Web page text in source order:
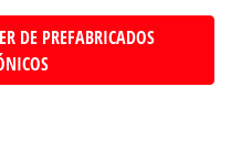
DE PREFABRICADOS